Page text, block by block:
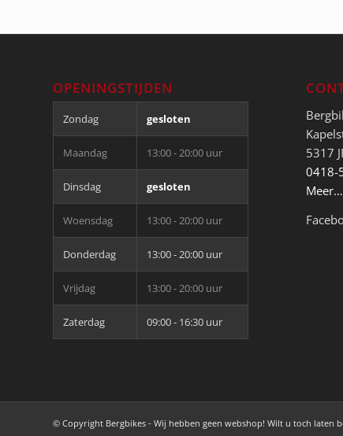
OPENINGSTIJDEN
Zondag gesloten
Maandag 13:00 - 20:00 uur
Dinsdag gesloten
Woensdag 13:00 - 20:00 uur
Donderdag 13:00 - 20:00 uur
Vrijdag 13:00 - 20:00 uur
Zaterdag 09:00 - 16:30 uur
5317
0418-
Meer…
© Copyright Bergbikes - Wij hebben geen webshop! Wilt u toch laten